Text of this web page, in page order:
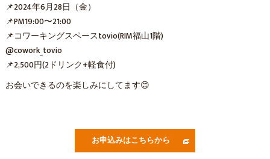
📌2024年6月28日（金）
📌PM19:00〜21:00
📌コワーキングスペースtovio(RIM福山1階)
@cowork_tovio
📌2,500円(2ドリンク+軽食付)
お会いできるのを楽しみにしてます😊
お申込みはこちらから